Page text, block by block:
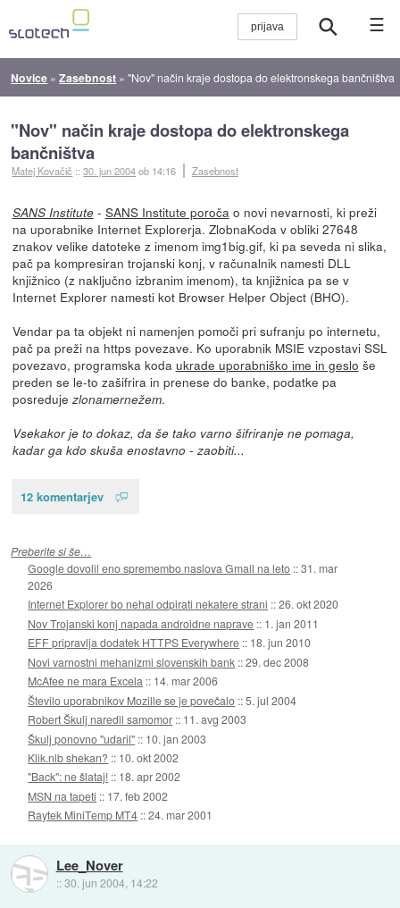
☰
Novice »Zasebnost »"Nov" način kraje dostopa do elektronskega bančništva
"Nov" način kraje dostopa do elektronskega
bančništva
Matej Kovačič ::30. jun 2004ob 14:16 Zasebnost
SANS Institute- SANS Institute poroča o novi nevarnosti, ki preži
na uporabnike Internet Explorerja. ZlobnaKoda v obliki 27648
znakov velike datoteke z imenom img1big.gif, ki pa seveda ni slika,
pač pa kompresiran trojanski konj, v računalnik namesti DLL
knjižnico (z naključno izbranim imenom), ta knjižnica pa se v
Internet Explorer namesti kot Browser Helper Object (BHO).
Vendar pa ta objekt ni namenjen pomoči pri sufranju po internetu,
pač pa preži na https povezave. Ko uporabnik MSIE vzpostavi SSL
povezavo, programska koda ukrade uporabniško ime in geslo še
preden se le-to zašifrira in prenese do banke, podatke pa
posreduje zlonamernežem.
Vsekakor je to dokaz, da še tako varno šifriranje ne pomaga,
kadar ga kdo skuša enostavno - zaobiti...
12 komentarjev
Preberite si še…
Google dovolil eno spremembo naslova Gmail na leto ::31. mar
2026
Internet Explorer bo nehal odpirati nekatere strani ::26. okt 2020
Nov Trojanski konj napada androidne naprave :: 1. jan 2011
EFF pripravlja dodatek HTTPS Everywhere :: 18. jun 2010
Novi varnostni mehanizmi slovenskih bank ::29. dec 2008
McAfee ne mara Excela :: 14. mar 2006
Število uporabnikov Mozille se je povečalo ::5. jul 2004
Robert Škulj naredil samomor :: 11. avg 2003
Škulj ponovno "udaril" :: 10. jan 2003
Klik.nlb shekan? :: 10. okt 2002
"Back": ne šlataj! :: 18. apr 2002
MSN na tapeti :: 17. feb 2002
Raytek MiniTemp MT4 ::24. mar 2001
Lee_Nover
::30. jun 2004, 14:22